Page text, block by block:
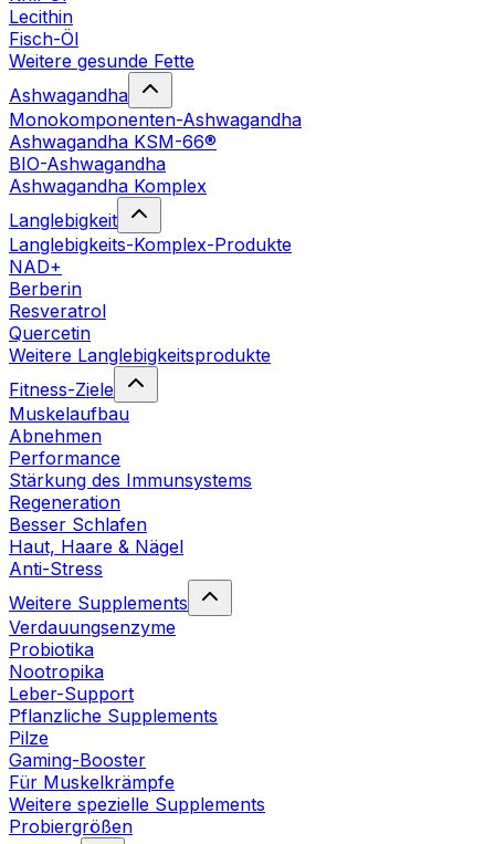
Lecithin
Fisch-Öl
Weitere gesunde Fette
Ashwagandha
Monokomponenten-Ashwagandha
Ashwagandha KSM-66®
BIO-Ashwagandha
Ashwagandha Komplex
Langlebigkeit
Langlebigkeits-Komplex-Produkte
NAD+
Berberin
Resveratrol
Quercetin
Weitere Langlebigkeitsprodukte
Fitness-Ziele
Muskelaufbau
Abnehmen
Performance
Stärkung des Immunsystems
Regeneration
Besser Schlafen
Haut, Haare & Nägel
Anti-Stress
Weitere Supplements
Verdauungsenzyme
Probiotika
Nootropika
Leber-Support
Pflanzliche Supplements
Pilze
Gaming-Booster
Für Muskelkrämpfe
Weitere spezielle Supplements
Probiergrößen